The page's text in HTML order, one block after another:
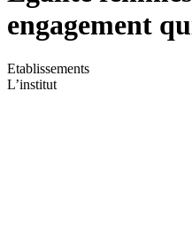
engagement
Etablissements
L’institut